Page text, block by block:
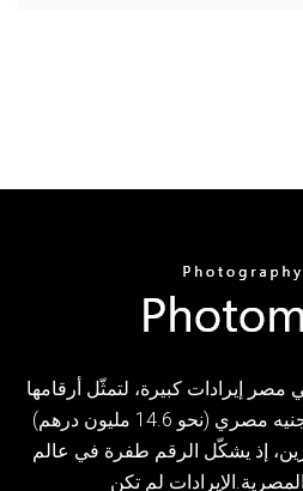
إيرادات كبيرة، لتمثّل أرقامها
التي تجاوزت الـ65 مليون جنيه مصري (نحو 14.6 مليون درهم)
إذ يشكّل الرقم طفرة في عالم
لم تكن